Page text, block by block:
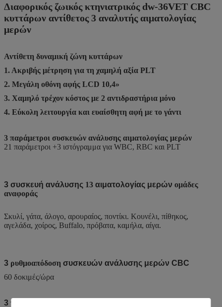
Διαφορικός ζωικός κτηνιατρικός dw-36VET CBC
κυττάρων αντίθετος 3 αναλυτής αιματολογίας
μερών
Αντίθετη δυναμική ζώνη κυττάρων
1. Ακριβής μέτρηση για τη χαμηλή αξία PLT
2. Μεγάλη οθόνη αφής LCD 10,4»
3. Χαμηλό τρέχον κόστος με 2 αντιδραστήρια μόνο
4. Εύκολη λειτουργία και ευαίσθητη αφή με το γάντι
3 παράμετροι συσκευών ανάλυσης αιματολογίας μερών
21 παράμετροι +3 ιστόγραμμα για WBC, RBC και PLT
3 συσκευή ανάλυσης 13 αιματολογίας μερών ομάδες
αναφοράς
Σκυλί, γάτα, άλογο, αρουραίος, ποντίκι. Κουνέλι, πίθηκος,
αγελάδα, χοίρος, Buffalo, πρόβατα, καμήλα, αίγα.
3 ρυθμοαπόδοση συσκευών ανάλυσης μερών CBC
60 δοκιμές/ώρα
3 τρόπος